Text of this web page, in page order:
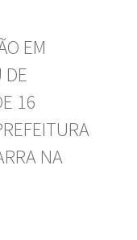
EM
DE
16
NA